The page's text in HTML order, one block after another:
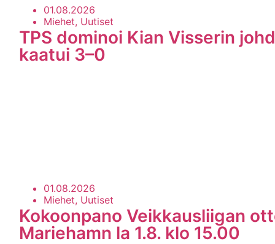
01.08.2026
Miehet, Uutiset
TPS dominoi Kian Visserin
kaatui 3–0
01.08.2026
Miehet, Uutiset
Kokoonpano Veikkausliigan
Mariehamn la 1.8. klo 15.00